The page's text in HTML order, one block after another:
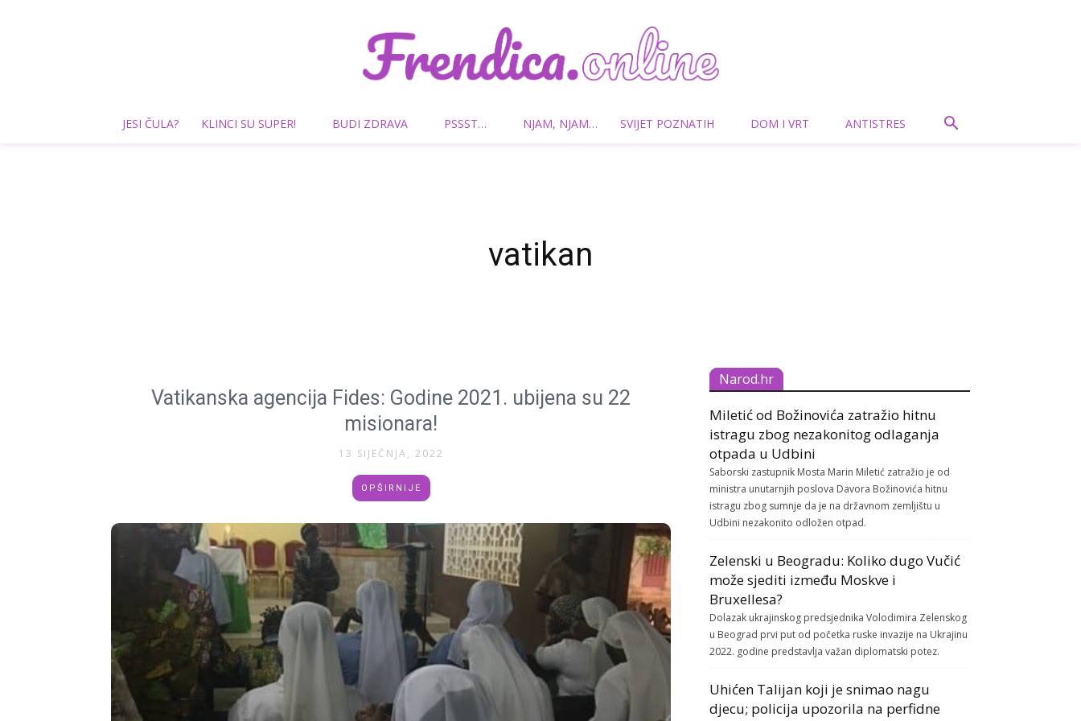
Frendica.online
JESI ČULA? KLINCI SU SUPER! BUDI ZDRAVA PSSST… NJAM, NJAM… SVIJET POZNATIH DOM I VRT ANTISTRES
vatikan
Vatikanska agencija Fides: Godine 2021. ubijena su 22
misionara!
13 SIJEČNJA, 2022
OPŠIRNIJE
Narod.hr
Miletić od Božinovića zatražio hitnu
istragu zbog nezakonitog odlaganja
otpada u Udbini
Saborski zastupnik Mosta Marin Miletić zatražio je od
ministra unutarnjih poslova Davora Božinovića hitnu
istragu zbog sumnje da je na državnom zemljištu u
Udbini nezakonito odložen otpad.
Zelenski u Beogradu: Koliko dugo Vučić
može sjediti između Moskve i
Bruxellesa?
Dolazak ukrajinskog predsjednika Volodimira Zelenskog
u Beograd prvi put od početka ruske invazije na Ukrajinu
2022. godine predstavlja važan diplomatski potez.
Uhićen Talijan koji je snimao nagu
djecu; policija upozorila na perfidne